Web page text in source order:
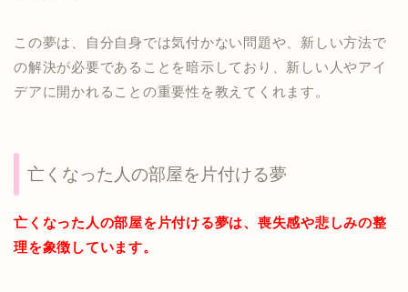
この夢は、自分自身では気付かない問題や、新しい方法で
の解決が必要であることを暗示しており、新しい人やアイ
デアに開かれることの重要性を教えてくれます。
亡くなった人の部屋を片付ける夢
亡くなった人の部屋を片付ける夢は、喪失感や悲しみの整
理を象徴しています。